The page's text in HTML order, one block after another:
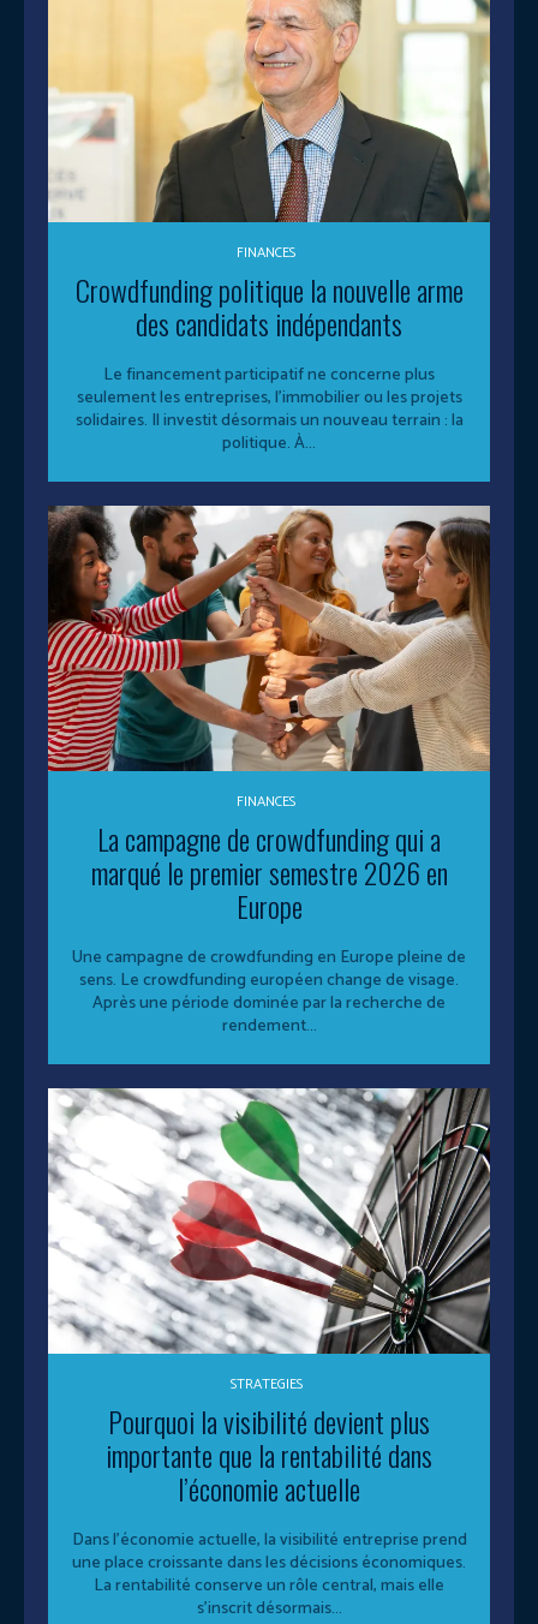
FINANCES
Crowdfunding politique la nouvelle arme
des candidats indépendants
Le financement participatif ne concerne plus
seulement les entreprises, l’immobilier ou les projets
solidaires. Il investit désormais un nouveau terrain : la
politique. À...
FINANCES
La campagne de crowdfunding qui a
marqué le premier semestre 2026 en
Europe
Une campagne de crowdfunding en Europe pleine de
sens. Le crowdfunding européen change de visage.
Après une période dominée par la recherche de
rendement...
STRATEGIES
Pourquoi la visibilité devient plus
importante que la rentabilité dans
l’économie actuelle
Dans l’économie actuelle, la visibilité entreprise prend
une place croissante dans les décisions économiques.
La rentabilité conserve un rôle central, mais elle
s’inscrit désormais...